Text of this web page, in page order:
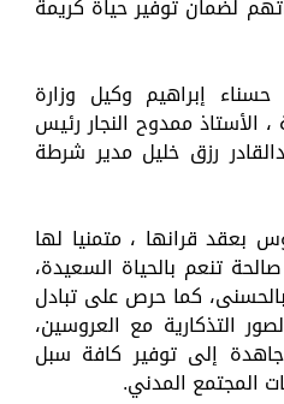
لضمان توفير حياة كريمة
إبراهيم وكيل وزارة
، الأستاذ ممدوح النجار رئيس
رزق خليل مدير شرطة
بعقد قرانها ، متمنيا لها
تنعم بالحياة السعيدة،
كما حرص على تبادل
التذكارية مع العروسين،
إلى توفير كافة سبل
المجتمع المدني.